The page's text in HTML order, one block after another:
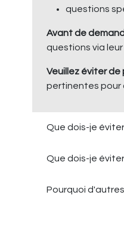
questions
Avant de
questions via
Veuillez éviter
pertinentes pour
Que dois-je
Que dois-je
Pourquoi